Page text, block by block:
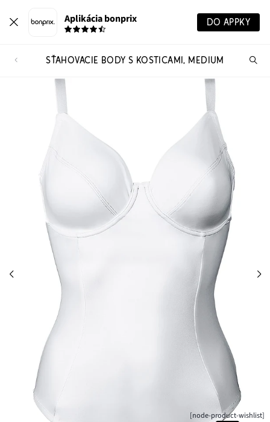
Aplikácia bonprix DO APPKY
SŤAHOVACIE BODY S KOSTICAMI, MEDIUM
[node-product-wishlist]